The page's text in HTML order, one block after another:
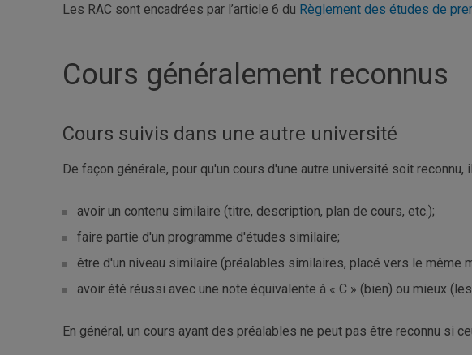
Les RAC sont encadrées par l’article 6 du Règlement des études de
Cours généralement reconnus
Cours suivis dans une autre université
De façon générale, pour qu'un cours d'une autre université soit reconnu,
avoir un contenu similaire (titre, description, plan de cours, etc.);
faire partie d'un programme d'études similaire;
être d'un niveau similaire (préalables similaires, placé vers le même
avoir été réussi avec une note équivalente à « C » (bien) ou mieux
En général, un cours ayant des préalables ne peut pas être reconnu si